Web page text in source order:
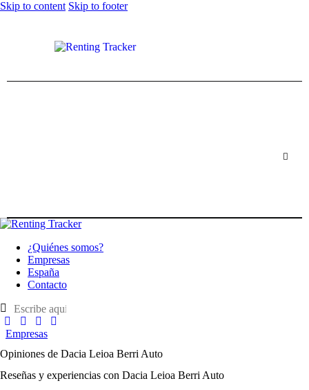
Skip to content Skip to footer
¿Quiénes somos?
Empresas
España
Contacto
Empresas
Opiniones de Dacia Leioa Berri Auto
Reseñas y experiencias con Dacia Leioa Berri Auto